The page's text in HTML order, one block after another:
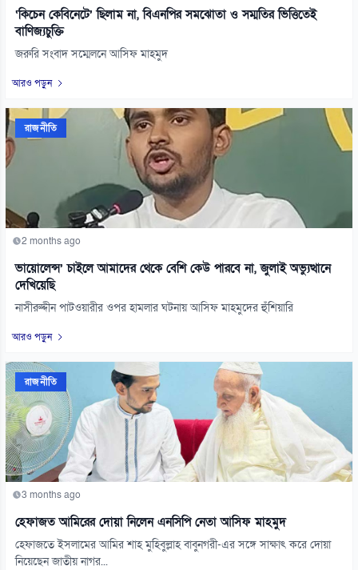
‘কিচেন কেবিনেটে’ ছিলাম না, বিএনপির সমঝোতা ও সম্মতির ভিত্তিতেই
বাণিজ্যচুক্তি
জরুরি সংবাদ সম্মেলনে আসিফ মাহমুদ
আরও পড়ুন
রাজনীতি
2 months ago
ভায়োলেন্স’ চাইলে আমাদের থেকে বেশি কেউ পারবে না, জুলাই অভ্যুত্থানে
দেখিয়েছি
নাসীরুদ্দীন পাটওয়ারীর ওপর হামলার ঘটনায় আসিফ মাহমুদের হুঁশিয়ারি
আরও পড়ুন
রাজনীতি
3 months ago
হেফাজত আমিরের দোয়া নিলেন এনসিপি নেতা আসিফ মাহমুদ
হেফাজতে ইসলামের আমির শাহ মুহিবুল্লাহ বাবুনগরী-এর সঙ্গে সাক্ষাৎ করে দোয়া
নিয়েছেন জাতীয় নাগর...